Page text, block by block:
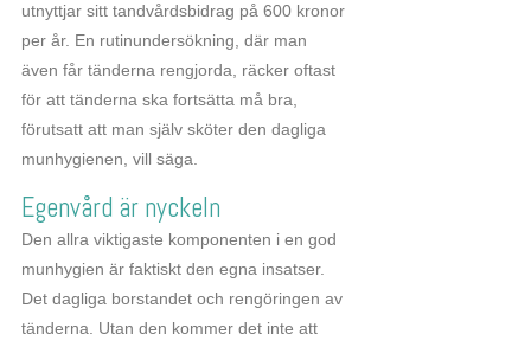
utnyttjar sitt tandvårdsbidrag på 600 kronor
per år. En rutinundersökning, där man
även får tänderna rengjorda, räcker oftast
för att tänderna ska fortsätta må bra,
förutsatt att man själv sköter den dagliga
munhygienen, vill säga.
Egenvård är nyckeln
Den allra viktigaste komponenten i en god
munhygien är faktiskt den egna insatser.
Det dagliga borstandet och rengöringen av
tänderna. Utan den kommer det inte att